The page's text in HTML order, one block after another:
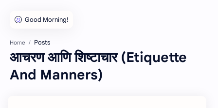
Home Posts
आचरण आणि शिष्टाचार (Etiquette
And Manners)